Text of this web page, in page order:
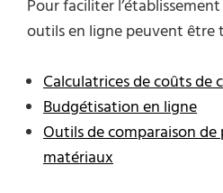
Pour faciliter
outils en ligne peuvent être
Calculatrices de coûts de
Budgétisation en ligne
Outils de comparaison
matériaux